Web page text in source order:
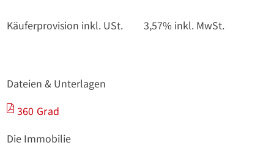
Käuferprovision inkl. USt. 3,57% inkl. MwSt.
Dateien & Unterlagen
360 Grad
Die Immobilie